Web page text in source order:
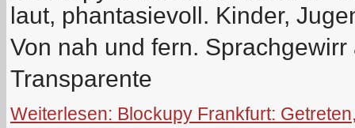
laut, phantasievoll. Kinder,
Von nah und fern.
Transparente
Weiterlesen: Blockupy Frankfurt: